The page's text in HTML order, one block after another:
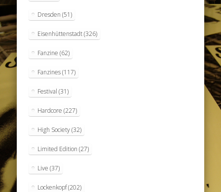
Dresden (51)
Eisenhüttenstadt(326)
Fanzine (62)
Fanzines(117)
Festival (31)
Hardcore (227)
High Society(32)
Limited Edition (27)
Live (37)
Lockenkopf(202)